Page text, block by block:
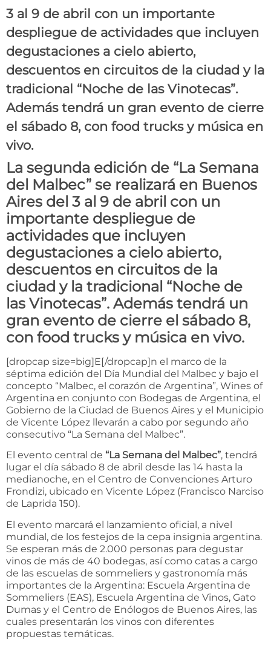
3 al 9 de abril con un importante
despliegue de actividades que incluyen
degustaciones a cielo abierto,
descuentos en circuitos de la ciudad y la
tradicional “Noche de las Vinotecas”.
Además tendrá un gran evento de cierre
el sábado 8, con food trucks y música en
vivo.
La segunda edición de “La Semana
del Malbec” se realizará en Buenos
Aires del 3 al 9 de abril con un
importante despliegue de
actividades que incluyen
degustaciones a cielo abierto,
descuentos en circuitos de la
ciudad y la tradicional “Noche de
las Vinotecas”. Además tendrá un
gran evento de cierre el sábado 8,
con food trucks y música en vivo.
[dropcap size=big]E[/dropcap]n el marco de la
séptima edición del Día Mundial del Malbec y bajo el
concepto “Malbec, el corazón de Argentina”, Wines of
Argentina en conjunto con Bodegas de Argentina, el
Gobierno de la Ciudad de Buenos Aires y el Municipio
de Vicente López llevarán a cabo por segundo año
consecutivo “La Semana del Malbec”.
El evento central de “La Semana del Malbec”, tendrá
lugar el día sábado 8 de abril desde las 14 hasta la
medianoche, en el Centro de Convenciones Arturo
Frondizi, ubicado en Vicente López (Francisco Narciso
de Laprida 150).
El evento marcará el lanzamiento oficial, a nivel
mundial, de los festejos de la cepa insignia argentina.
Se esperan más de 2.000 personas para degustar
vinos de más de 40 bodegas, así como catas a cargo
de las escuelas de sommeliers y gastronomía más
importantes de la Argentina: Escuela Argentina de
Sommeliers (EAS), Escuela Argentina de Vinos, Gato
Dumas y el Centro de Enólogos de Buenos Aires, las
cuales presentarán los vinos con diferentes
propuestas temáticas.